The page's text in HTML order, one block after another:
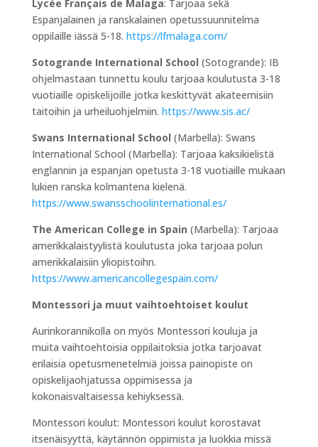
Lycée Français de Malaga: Tarjoaa sekä
Espanjalainen ja ranskalainen opetussuunnitelma
oppilaille iässä 5-18. https://lfmalaga.com/
Sotogrande International School (Sotogrande): IB
ohjelmastaan tunnettu koulu tarjoaa koulutusta 3-18
vuotiaille opiskelijoille jotka keskittyvät akateemisiin
taitoihin ja urheiluohjelmiin. https://www.sis.ac/
Swans International School (Marbella): Swans
International School (Marbella): Tarjoaa kaksikielistä
englannin ja espanjan opetusta 3-18 vuotiaille mukaan
lukien ranska kolmantena kielenä.
https://www.swansschoolinternational.es/
The American College in Spain (Marbella): Tarjoaa
amerikkalaistyylistä koulutusta joka tarjoaa polun
amerikkalaisiin yliopistoihn.
https://www.americancollegespain.com/
Montessori ja muut vaihtoehtoiset koulut
Aurinkorannikolla on myös Montessori kouluja ja
muita vaihtoehtoisia oppilaitoksia jotka tarjoavat
erilaisia opetusmenetelmiä joissa painopiste on
opiskelijaohjatussa oppimisessa ja
kokonaisvaltaisessa kehiyksessä.
Montessori koulut: Montessori koulut korostavat
itsenäisyyttä, käytännön oppimista ja luokkia missä